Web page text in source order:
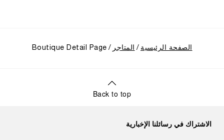
الصفحة الرئيسية المتاجر Boutique Detail Page
Back to top
الاشتراك في رسائلنا الإخبارية